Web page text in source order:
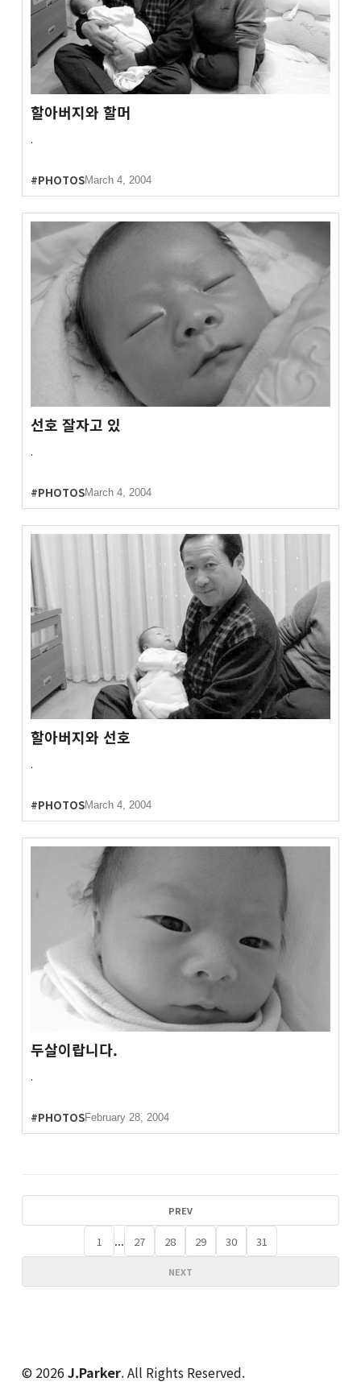
할아버지와 할머
.
#PHOTOSMarch 4, 2004
선호 잘자고 있
.
#PHOTOSMarch 4, 2004
할아버지와 선호
.
#PHOTOSMarch 4, 2004
두살이랍니다.
.
#PHOTOSFebruary 28, 2004
PREV
1 ... 27 28 29 30 31
NEXT
© 2026 J.Parker. All Rights Reserved.